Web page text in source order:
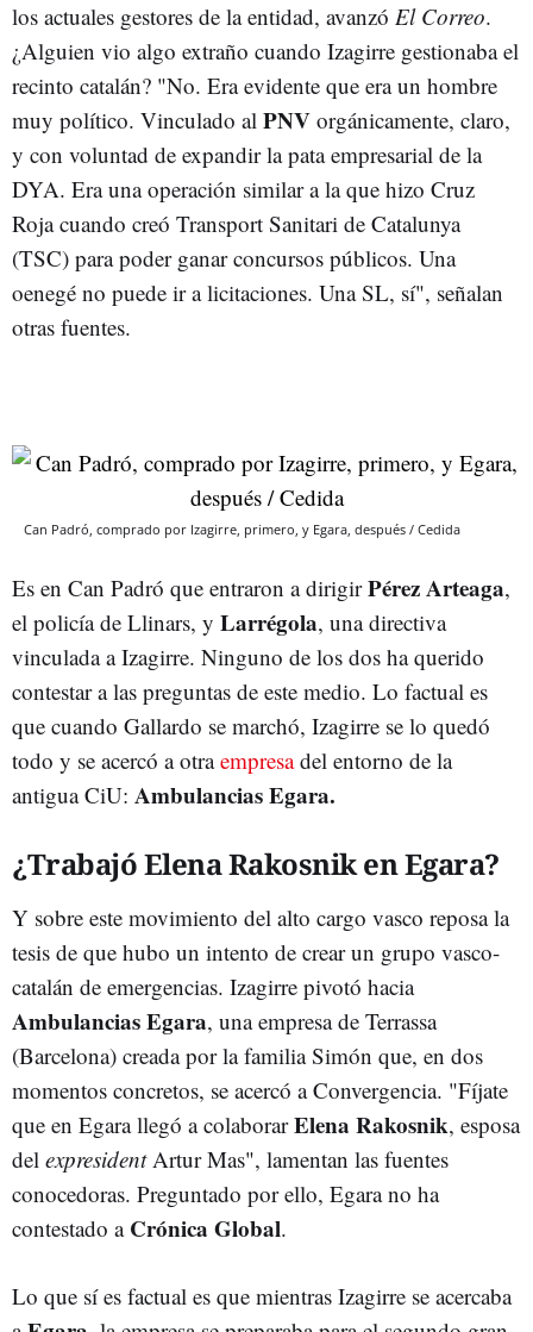
los actuales gestores de la entidad, avanzó El Correo.
¿Alguien vio algo extraño cuando Izagirre gestionaba el
recinto catalán? "No. Era evidente que era un hombre
muy político. Vinculado al PNV orgánicamente, claro,
y con voluntad de expandir la pata empresarial de la
DYA. Era una operación similar a la que hizo Cruz
Roja cuando creó Transport Sanitari de Catalunya
(TSC) para poder ganar concursos públicos. Una
oenegé no puede ir a licitaciones. Una SL, sí", señalan
otras fuentes.
Can Padró, comprado por Izagirre, primero, y Egara, después / Cedida
Es en Can Padró que entraron a dirigirPérez Arteaga,
el policía de Llinars, y Larrégola, una directiva
vinculada a Izagirre. Ninguno de los dos ha querido
contestar a las preguntas de este medio. Lo factual es
que cuando Gallardo se marchó, Izagirre se lo quedó
todo y se acercó a otraempresadel entorno de la
antigua CiU: Ambulancias Egara.
¿Trabajó Elena Rakosnik en Egara?
Y sobre este movimiento del alto cargo vasco reposa la
tesis de que hubo un intento de crear un grupo vasco-
catalán de emergencias. Izagirre pivotó hacia
Ambulancias Egara, una empresa de Terrassa
(Barcelona) creada por la familia Simón que, en dos
momentos concretos, se acercó a Convergencia. "Fíjate
que en Egara llegó a colaborarElena Rakosnik, esposa
del expresidentArtur Mas", lamentan las fuentes
conocedoras. Preguntado por ello, Egara no ha
contestado a Crónica Global.
Lo que sí es factual es que mientras Izagirre se acercaba